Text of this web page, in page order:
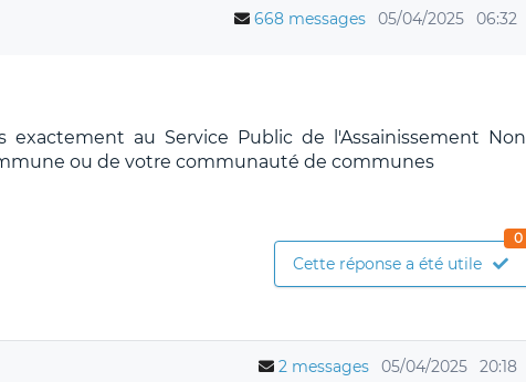
668 messages 05/04/2025 06:32
au Service Public de l'Assainissement Non
ou de votre communauté de communes
Cette réponse a été utile
0
2 messages 05/04/2025 20:18